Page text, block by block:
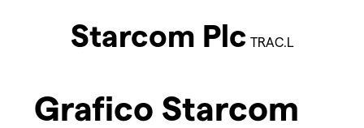
Starcom Plc TRAC.L
Grafico Starcom